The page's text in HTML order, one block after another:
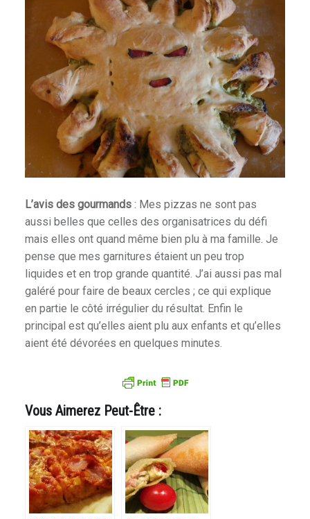
L’avis des gourmands: Mes pizzas ne sont pas
aussi belles que celles des organisatrices du défi
mais elles ont quand même bien plu à ma famille. Je
pense que mes garnitures étaient un peu trop
liquides et en trop grande quantité. J’ai aussi pas mal
galéré pour faire de beaux cercles ; ce qui explique
en partie le côté irrégulier du résultat. Enfin le
principal est qu’elles aient plu aux enfants et qu’elles
aient été dévorées en quelques minutes.
Vous Aimerez Peut-Être :